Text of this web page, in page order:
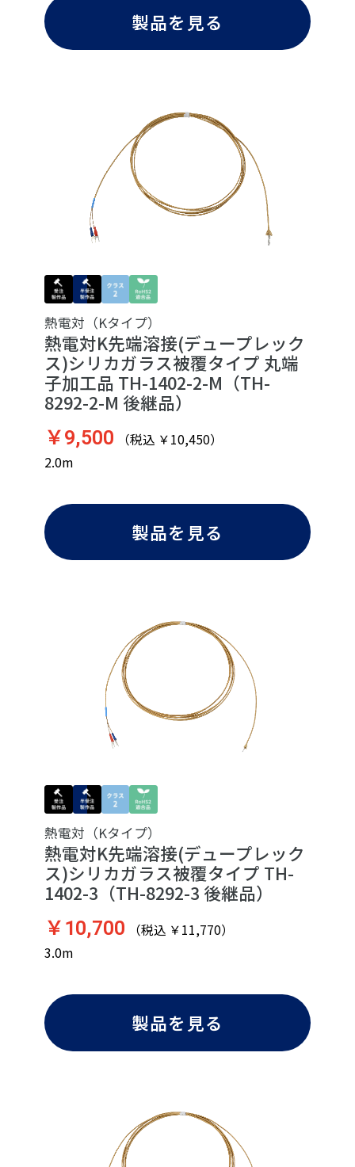
製品を見る
熱電対（Kタイプ）
熱電対K先端溶接(デュープレック
ス)シリカガラス被覆タイプ 丸端
子加工品 TH-1402-2-M（TH-
8292-2-M 後継品）
￥9,500 （税込 ￥10,450）
2.0m
製品を見る
熱電対（Kタイプ）
熱電対K先端溶接(デュープレック
ス)シリカガラス被覆タイプ TH-
1402-3（TH-8292-3 後継品）
￥10,700 （税込 ￥11,770）
3.0m
製品を見る